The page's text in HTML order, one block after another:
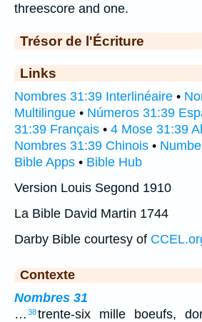
threescore and one.
Trésor de l'Écriture
Links
Nombres 31:39 Interlinéaire •
Multilingue • Números 31:39
31:39 Français • 4 Mose 31:39
Nombres 31:39 Chinois •
Bible Apps • Bible Hub
Version Louis Segond 1910
La Bible David Martin 1744
Darby Bible courtesy of
Contexte
Nombres 31
… 38trente-six mille boeufs,